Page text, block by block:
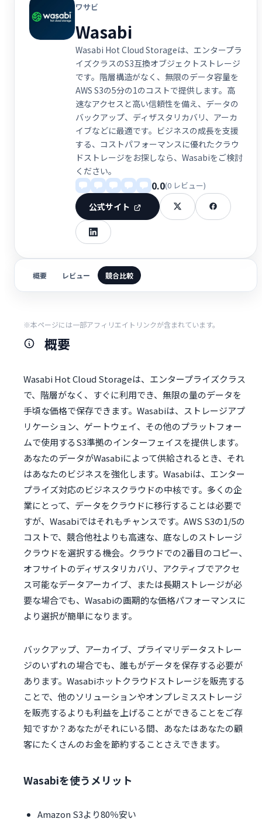
ワサビ
Wasabi
Wasabi Hot Cloud Storageは、エンタープラ
イズクラスのS3互換オブジェクトストレージ
です。階層構造がなく、無限のデータ容量を
AWS S3の5分の1のコストで提供します。高
速なアクセスと高い信頼性を備え、データの
バックアップ、ディザスタリカバリ、アーカ
イブなどに最適です。ビジネスの成長を支援
する、コストパフォーマンスに優れたクラウ
ドストレージをお探しなら、Wasabiをご検討
ください。
0.0(0 レビュー)
公式サイト
概要 レビュー 競合比較
※本ページには一部アフィリエイトリンクが含まれています。
概要
Wasabi Hot Cloud Storageは、エンタープライズクラス
で、階層がなく、すぐに利用でき、無限の量のデータを
手頃な価格で保存できます。Wasabiは、ストレージアプ
リケーション、ゲートウェイ、その他のプラットフォー
ムで使用するS3準拠のインターフェイスを提供します。
あなたのデータがWasabiによって供給されるとき、それ
はあなたのビジネスを強化します。Wasabiは、エンター
プライズ対応のビジネスクラウドの中核です。多くの企
業にとって、データをクラウドに移行することは必要で
すが、Wasabiではそれもチャンスです。AWS S3の1/5の
コストで、競合他社よりも高速な、底なしのストレージ
クラウドを選択する機会。クラウドでの2番目のコピー、
オフサイトのディザスタリカバリ、アクティブでアクセ
ス可能なデータアーカイブ、または長期ストレージが必
要な場合でも、Wasabiの画期的な価格パフォーマンスに
より選択が簡単になります。
バックアップ、アーカイブ、プライマリデータストレー
ジのいずれの場合でも、誰もがデータを保存する必要が
あります。Wasabiホットクラウドストレージを販売する
ことで、他のソリューションやオンプレミスストレージ
を販売するよりも利益を上げることができることをご存
知ですか？あなたがそれにいる間、あなたはあなたの顧
客にたくさんのお金を節約することさえできます。
Wasabiを使うメリット
Amazon S3より80％安い